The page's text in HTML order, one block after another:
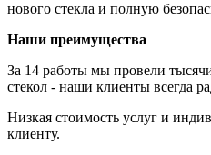
нового стекла и полную
Наши преимущества
За 14 работы мы провели
стекол - наши клиенты всегда
Низкая стоимость услуг и
клиенту.